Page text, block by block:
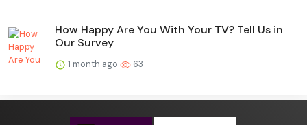
How Happy Are You With Your TV? Tell Us in
Our Survey
1 month ago 63